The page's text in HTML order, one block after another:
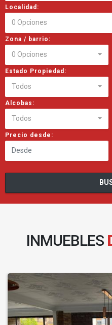
Localidad:
0 Opciones
Zona / barrio:
0 Opciones
Estado Propiedad:
Todos
Alcobas:
Todos
Precio desde:
INMUEBLES